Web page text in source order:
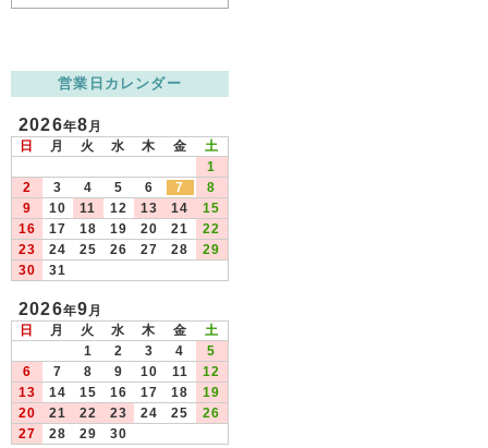
営業日カレンダー
2026年8月
日
月 火 水 木 金
土
1
2
3 4 5 6 7
8
9
10 11 12 13 14
15
16
17 18 19 20 21
22
23
24 25 26 27 28
29
30
31
2026年9月
日
月 火 水 木 金
土
1
2 3 4
5
6
7 8 9 10 11
12
13
14 15 16 17 18
19
20
21 22 23 24 25
26
27
28 29
30